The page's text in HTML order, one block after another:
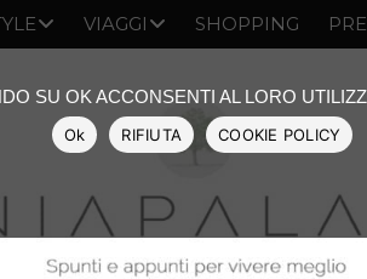
VIAGGI SHOPPING
SU OK ACCONSENTI AL LORO
Ok RIFIUTA COOKIE POLICY